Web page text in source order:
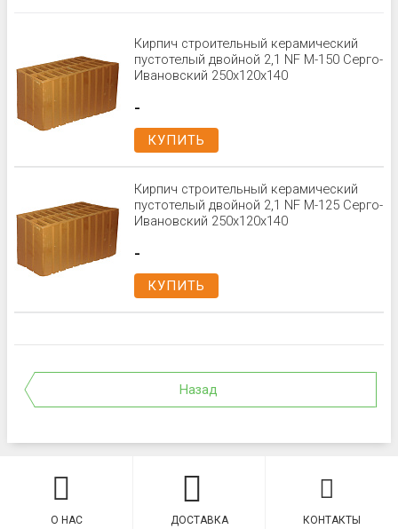
Кирпич строительный керамический
пустотелый двойной 2,1 NF М-150 Серго-
Ивановский 250x120x140
-
КУПИТЬ
Кирпич строительный керамический
пустотелый двойной 2,1 NF М-125 Серго-
Ивановский 250x120x140
-
КУПИТЬ
Назад
О НАС ДОСТАВКА КОНТАКТЫ